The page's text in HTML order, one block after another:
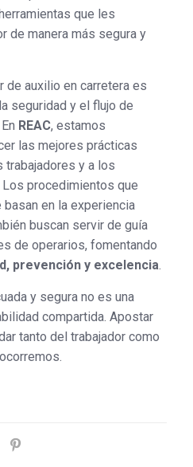
que les
de manera más segura y
de auxilio en carretera es
seguridad y el flujo de
REAC, estamos
las mejores prácticas
trabajadores y a los
procedimientos que
en la experiencia
buscan servir de guía
de operarios, fomentando
prevención y excelencia.
y segura no es una
compartida. Apostar
tanto del trabajador como